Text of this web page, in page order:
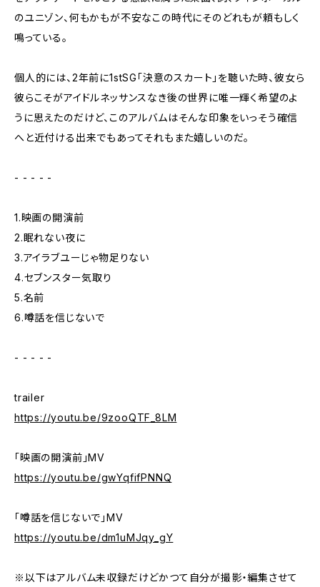
のユニゾン、何もかもが不安なこの時代にそのどれもが頼もしく
鳴っている。
個人的には、2年前に1stSG「決意のスカート」を聴いた時、彼女ら
彼らこそがアイドルネッサンスなき後の世界に唯一輝く希望のよ
うに思えたのだけど、このアルバムはそんな印象をいっそう確信
へと近付ける出来でもあってそれもまた嬉しいのだ。
- - - - -
1.映画の開演前
2.眠れない夜に
3.アイラブユーじゃ物足りない
4.セブンスター気取り
5.名前
6.噂話を信じないで
- - - - -
trailer
https://youtu.be/9zooQTF_8LM
「映画の開演前」MV
https://youtu.be/gwYqfifPNNQ
「噂話を信じないで」MV
https://youtu.be/dm1uMJqy_gY
※以下はアルバム未収録だけどかつて自分が撮影・編集させて